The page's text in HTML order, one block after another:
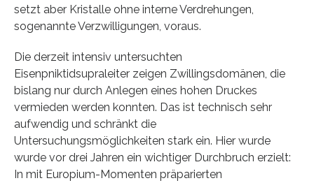
setzt aber Kristalle ohne interne Verdrehungen,
sogenannte Verzwilligungen, voraus.
Die derzeit intensiv untersuchten
Eisenpniktidsupraleiter zeigen Zwillingsdomänen, die
bislang nur durch Anlegen eines hohen Druckes
vermieden werden konnten. Das ist technisch sehr
aufwendig und schränkt die
Untersuchungsmöglichkeiten stark ein. Hier wurde
wurde vor drei Jahren ein wichtiger Durchbruch erzielt:
In mit Europium-Momenten präparierten